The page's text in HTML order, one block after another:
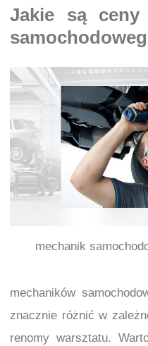
Jakie są ceny
mechanik
mechaników
znacznie różnić w
renomy warsztatu.